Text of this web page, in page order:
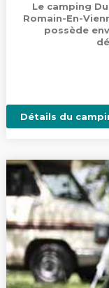
Le camping
Romain-En-
possède
Détails du